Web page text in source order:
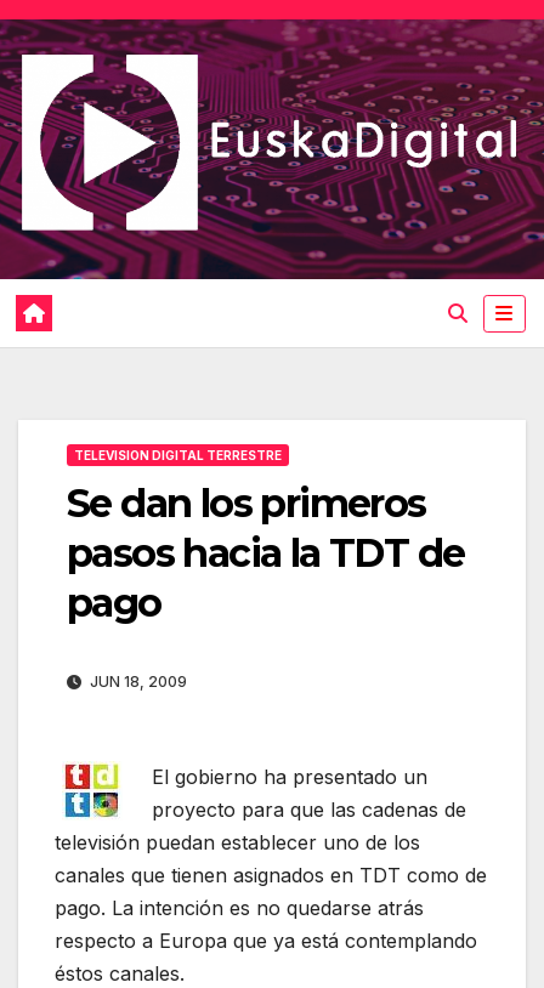
Saltar
al
contenido
TELEVISION DIGITAL TERRESTRE
Se dan los primeros
pasos hacia la TDT de
pago
JUN 18, 2009
El gobierno ha presentado un
proyecto para que las cadenas de
televisión puedan establecer uno de los
canales que tienen asignados en TDT como de
pago. La intención es no quedarse atrás
respecto a Europa que ya está contemplando
éstos canales.